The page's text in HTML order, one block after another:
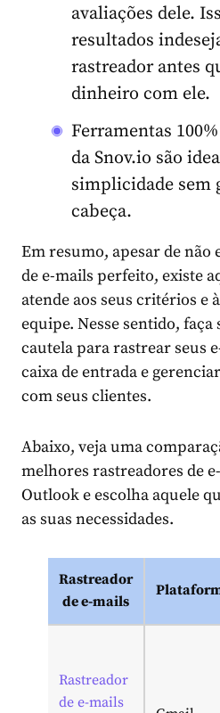
avaliações dele.
resultados
rastreador antes
dinheiro com ele.
Ferramentas
da Snov.io são
simplicidade sem
cabeça.
Em resumo, apesar de
de e-mails perfeito, existe
atende aos seus critérios e
equipe. Nesse sentido, faça
cautela para rastrear seus
caixa de entrada e
com seus clientes.
Abaixo, veja uma
melhores rastreadores de
Outlook e escolha aquele
as suas necessidades.
Rastreador
de e-mails
Rastreador
de e-mails